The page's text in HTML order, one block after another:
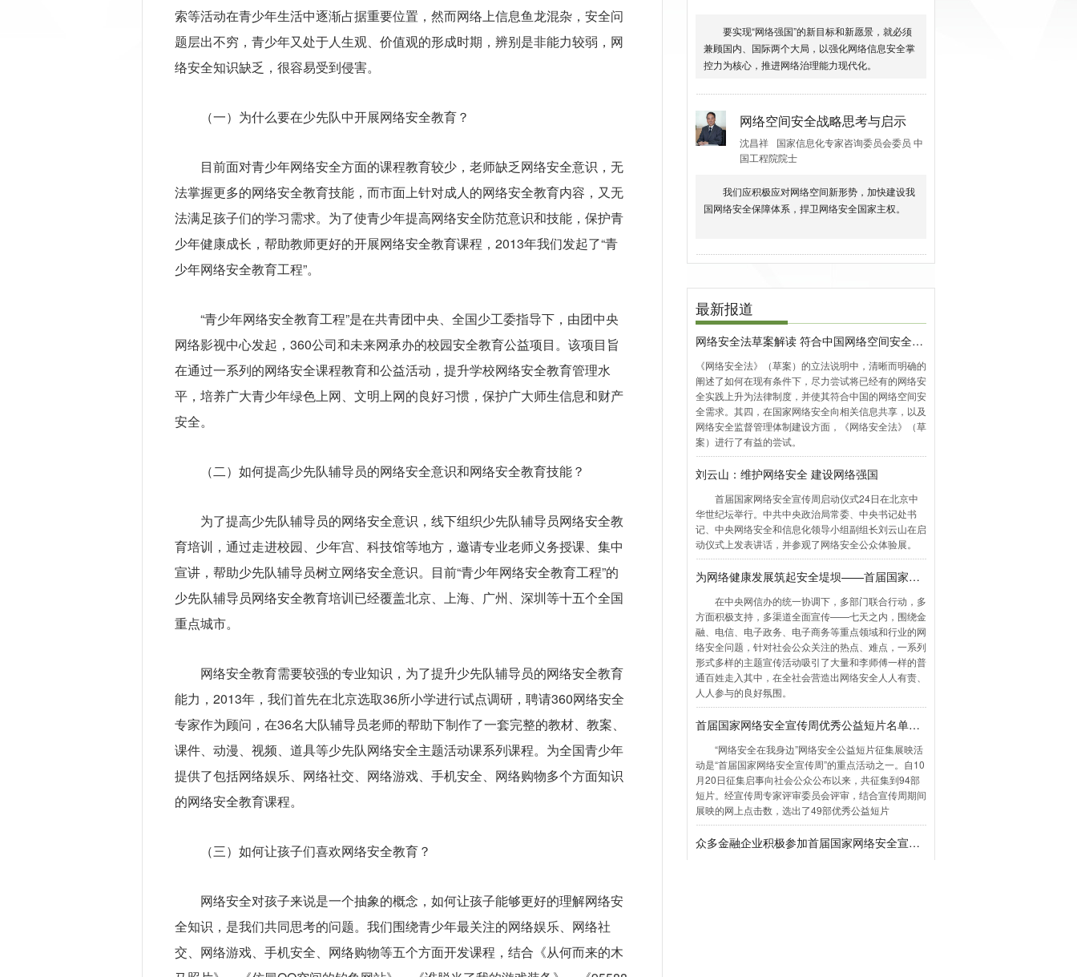
索等活动在青少年生活中逐渐占据重要位置，然而网络上信息鱼龙混杂，安全问
题层出不穷，青少年又处于人生观、价值观的形成时期，辨别是非能力较弱，网
络安全知识缺乏，很容易受到侵害。
（一）为什么要在少先队中开展网络安全教育？
目前面对青少年网络安全方面的课程教育较少，老师缺乏网络安全意识，无
法掌握更多的网络安全教育技能，而市面上针对成人的网络安全教育内容，又无
法满足孩子们的学习需求。为了使青少年提高网络安全防范意识和技能，保护青
少年健康成长，帮助教师更好的开展网络安全教育课程，2013年我们发起了“青
少年网络安全教育工程”。
“青少年网络安全教育工程”是在共青团中央、全国少工委指导下，由团中央
网络影视中心发起，360公司和未来网承办的校园安全教育公益项目。该项目旨
在通过一系列的网络安全课程教育和公益活动，提升学校网络安全教育管理水
平，培养广大青少年绿色上网、文明上网的良好习惯，保护广大师生信息和财产
安全。
（二）如何提高少先队辅导员的网络安全意识和网络安全教育技能？
为了提高少先队辅导员的网络安全意识，线下组织少先队辅导员网络安全教
育培训，通过走进校园、少年宫、科技馆等地方，邀请专业老师义务授课、集中
宣讲，帮助少先队辅导员树立网络安全意识。目前“青少年网络安全教育工程”的
少先队辅导员网络安全教育培训已经覆盖北京、上海、广州、深圳等十五个全国
重点城市。
网络安全教育需要较强的专业知识，为了提升少先队辅导员的网络安全教育
能力，2013年，我们首先在北京选取36所小学进行试点调研，聘请360网络安全
专家作为顾问，在36名大队辅导员老师的帮助下制作了一套完整的教材、教案、
课件、动漫、视频、道具等少先队网络安全主题活动课系列课程。为全国青少年
提供了包括网络娱乐、网络社交、网络游戏、手机安全、网络购物多个方面知识
的网络安全教育课程。
（三）如何让孩子们喜欢网络安全教育？
网络安全对孩子来说是一个抽象的概念，如何让孩子能够更好的理解网络安
全知识，是我们共同思考的问题。我们围绕青少年最关注的网络娱乐、网络社
交、网络游戏、手机安全、网络购物等五个方面开发课程，结合《从何而来的木